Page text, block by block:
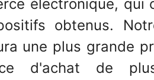
électronique, qui
obtenus.
une plus grande
d'achat de